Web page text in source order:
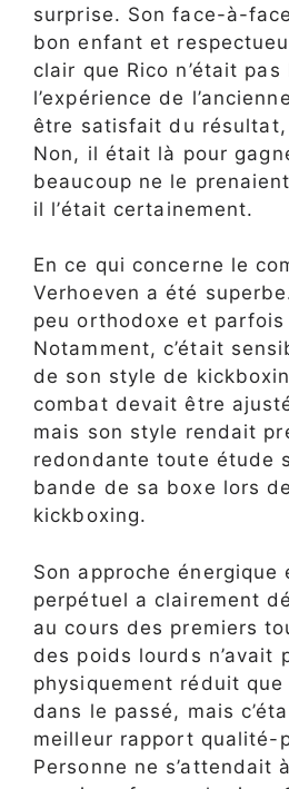
surprise. Son face-à-
bon enfant et
clair que Rico n’était
l’expérience de
être satisfait du
Non, il était là pour
beaucoup ne le
il l’était certainement.
En ce qui concerne le
Verhoeven a été
peu orthodoxe et
Notamment, c’était
de son style de
combat devait être
mais son style rendait
redondante toute étude
bande de sa boxe lors
kickboxing.
Son approche énergique
perpétuel a clairement
au cours des premiers
des poids lourds n’avait
physiquement réduit que
dans le passé, mais
meilleur rapport qualité-
Personne ne s’attendait